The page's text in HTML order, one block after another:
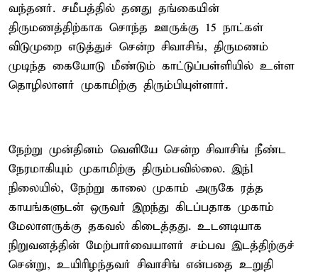
வந்தனர். சமீபத்தில் தனது தங்கையின்
திருமணத்திற்காக சொந்த ஊருக்கு 15 நாட்கள்
விடுமுறை எடுத்துச் சென்ற சிவாசிங், திருமணம்
முடிந்த கையோடு மீண்டும் காட்டுப்பள்ளியில் உள்ள
தொழிலாளர் முகாமிற்கு திரும்பியுள்ளார்.
நேற்று முன்தினம் வெளியே சென்ற சிவாசிங் நீண்ட
நேரமாகியும் முகாமிற்கு திரும்பவில்லை. இந்l
நிலையில், நேற்று காலை முகாம் அருகே ரத்த
காயங்களுடன் ஒருவர் இறந்து கிடப்பதாக முகாம்
மேலாளருக்கு தகவல் கிடைத்தது. உடனடியாக
நிறுவனத்தின் மேற்பார்வையாளர் சம்பவ இடத்திற்குச்
சென்று, உயிரிழந்தவர் சிவாசிங் என்பதை உறுதி